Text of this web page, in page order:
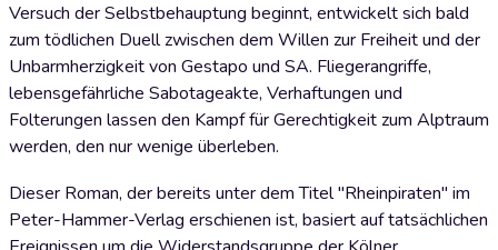
Versuch der Selbstbehauptung beginnt, entwickelt sich bald
zum tödlichen Duell zwischen dem Willen zur Freiheit und der
Unbarmherzigkeit von Gestapo und SA. Fliegerangriffe,
lebensgefährliche Sabotageakte, Verhaftungen und
Folterungen lassen den Kampf für Gerechtigkeit zum Alptraum
werden, den nur wenige überleben.
Dieser Roman, der bereits unter dem Titel "Rheinpiraten" im
Peter-Hammer-Verlag erschienen ist, basiert auf tatsächlichen